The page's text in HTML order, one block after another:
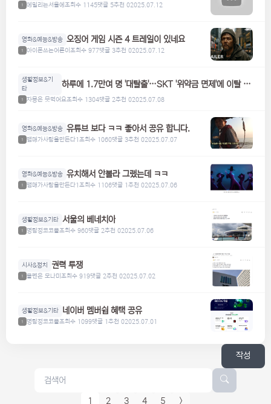
1 에밀리는서울에 조회수 1145댓글 5추천 02025.07.12
영화&예능&방송 오징어 게임 시즌 4 트레일이 있네요
1 아이폰쓰는어른이 조회수 977댓글 3추천 02025.07.12
생활정보&기
타
하루에 1.7만여 명 '대탈출'…SKT '위약금 면제'에 이탈 급
1 자몽은 못먹어요조회수 1304댓글 2추천 02025.07.08
영화&예능&방송 유튜브 보다 ㅋㅋ 좋아서 공유 합니다.
1 맴매가사람을만든다1조회수 1060댓글 3추천 02025.07.07
영화&예능&방송 유치해서 안볼라 그랬는데 ㅋㅋ
1 맴매가사람을만든다1조회수 1106댓글 1추천 02025.07.06
생활정보&기타 서울의 베네치아
1 명탐정코코볼조회수 960댓글 2추천 02025.07.06
시사&정치 권력 투쟁
1 볼펜은 모나미 조회수 919댓글 2추천 02025.07.02
생활정보&기타 네이버 멤버쉽 혜택 공유
1 명탐정코코볼조회수 1099댓글 1추천 02025.07.01
작성
1 2 3 4 5 >